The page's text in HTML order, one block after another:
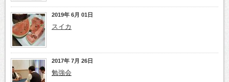
2019年 6月 01日
スイカ
2017年 7月 26日
勉強会